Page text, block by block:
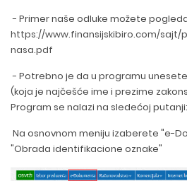
- Primer naše odluke možete
https://www.finansijskibiro.com/sajt/
nasa.pdf
- Potrebno je da u programu
(koja je najčešće ime i prezime
Program se nalazi na sledećoj putanji:
Na osnovnom meniju izaberete "e-
"Obrada identifikacione oznake"